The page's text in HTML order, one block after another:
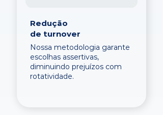
Redução
de turnover
Nossa metodologia garante
escolhas assertivas,
diminuindo prejuízos com
rotatividade.